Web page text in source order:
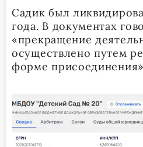
Садик был
года. В документах
«прекращение
осуществлено путем
форме